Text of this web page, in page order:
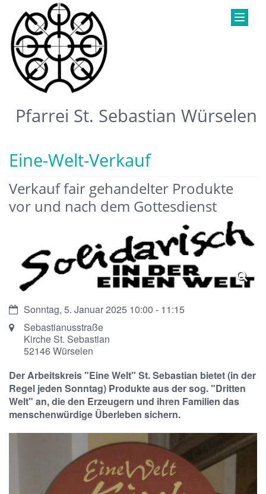
Pfarrei St. Sebastian Würselen
Eine-Welt-Verkauf
Verkauf fair gehandelter Produkte
vor und nach dem Gottesdienst
Datum:Sonntag, 5. Januar 2025 10:00 - 11:15
Ort: Sebastianusstraße
Kirche St. Sebastian
52146Würselen
Der Arbeitskreis "Eine Welt" St. Sebastian bietet (in der
Regel jeden Sonntag) Produkte aus der sog. "Dritten
Welt" an, die den Erzeugern und ihren Familien das
menschenwürdige Überleben sichern.